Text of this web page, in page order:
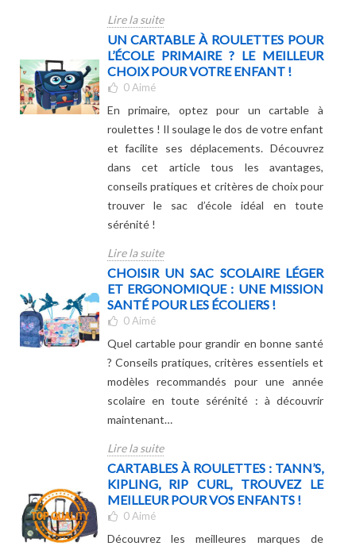
Lire la suite
UN CARTABLE À ROULETTES POUR
L’ÉCOLE PRIMAIRE ? LE MEILLEUR
CHOIX POUR VOTRE ENFANT !
0 Aimé
En primaire, optez pour un cartable à
roulettes ! Il soulage le dos de votre enfant
et facilite ses déplacements. Découvrez
dans cet article tous les avantages,
conseils pratiques et critères de choix pour
trouver le sac d’école idéal en toute
sérénité !
Lire la suite
CHOISIR UN SAC SCOLAIRE LÉGER
ET ERGONOMIQUE : UNE MISSION
SANTÉ POUR LES ÉCOLIERS !
0 Aimé
Quel cartable pour grandir en bonne santé
? Conseils pratiques, critères essentiels et
modèles recommandés pour une année
scolaire en toute sérénité : à découvrir
maintenant…
Lire la suite
CARTABLES À ROULETTES : TANN’S,
KIPLING, RIP CURL, TROUVEZ LE
MEILLEUR POUR VOS ENFANTS !
0 Aimé
Découvrez les meilleures marques de